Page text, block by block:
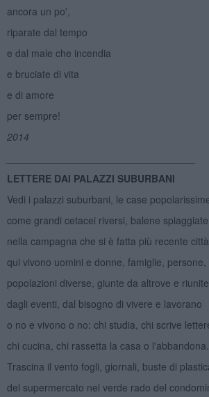
ancora un po',
riparate dal tempo
e dal male che incendia
e bruciate di vita
e di amore
per sempre!
2014
LETTERE DAI PALAZZI SUBURBANI
Vedi i palazzi suburbani, le case
come grandi cetacei riversi, balene spiaggiate
nella campagna che si è fatta più recente
qui vivono uomini e donne, famiglie, persone,
popolazioni diverse, giunte da altrove e riunite
dagli eventi, dal bisogno di vivere e lavorano
o no e vivono o no: chi studia, chi scrive
chi cucina, chi rassetta la casa o l'abbandona.
Trascina il vento fogli, giornali, buste di
del supermercato nel verde rado del